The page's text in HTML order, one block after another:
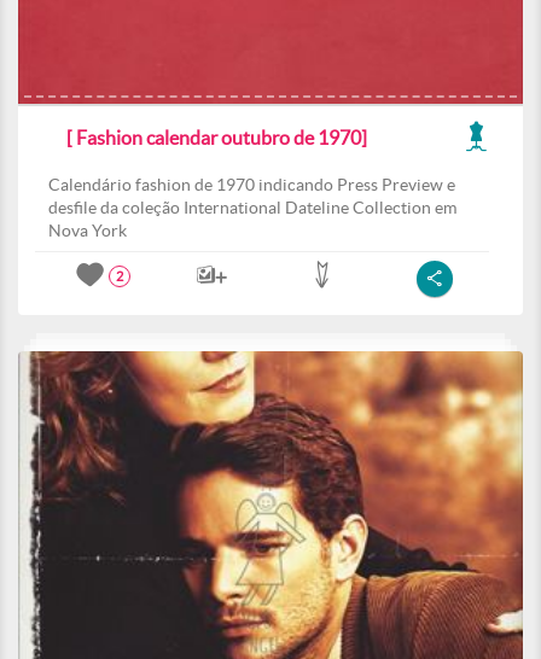
[ Fashion calendar outubro de 1970]
Calendário fashion de 1970 indicando Press Preview e
desfile da coleção International Dateline Collection em
Nova York
2